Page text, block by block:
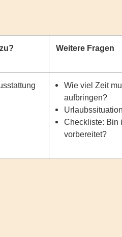
Weitere Fragen
Wie viel Zeit
aufbringen?
Urlaubssituation
Checkliste: Bin
vorbereitet?